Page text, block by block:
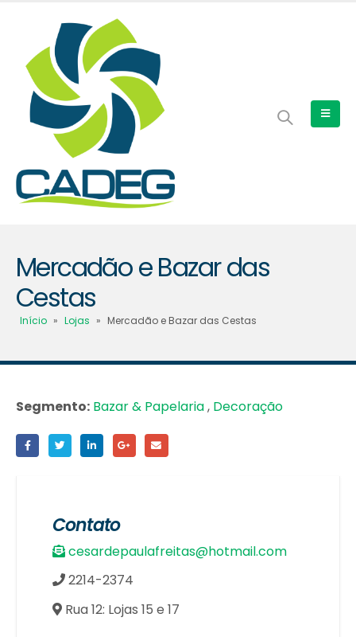
Mercadão e Bazar das
Cestas
Início » Lojas » Mercadão e Bazar das Cestas
Segmento: Bazar & Papelaria, Decoração
Contato
cesardepaulafreitas@hotmail.com
2214-2374
Rua 12: Lojas 15 e 17